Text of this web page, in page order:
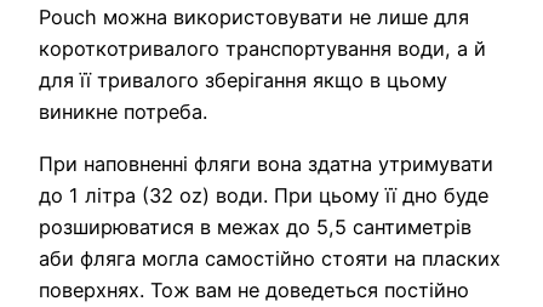
Pouch можна використовувати не лише для
короткотривалого транспортування води, а й
для її тривалого зберігання якщо в цьому
виникне потреба.
При наповненні фляги вона здатна утримувати
до 1 літра (32 oz) води. При цьому її дно буде
розширюватися в межах до 5,5 сантиметрів
аби фляга могла самостійно стояти на пласких
поверхнях. Тож вам не доведеться постійно